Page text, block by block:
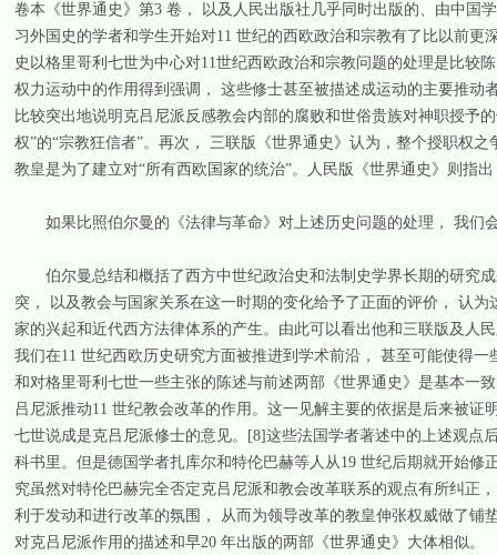
卷本《世界通史》第3 卷， 以及人民出版社几乎同时出版的、由中国
习外国史的学者和学生开始对11 世纪的西欧政治和宗教有了比以前
史以格里哥利七世为中心对11世纪西欧政治和宗教问题的处理是比较
权力运动中的作用得到强调， 这些修士甚至被描述成运动的主要推动
比较突出地说明克吕尼派反感教会内部的腐败和世俗贵族对神职授予
权”的“宗教狂信者”。再次， 三联版《世界通史》认为，整个授职权
教皇是为了建立对“所有西欧国家的统治”。人民版《世界通史》则指
如果比照伯尔曼的《法律与革命》对上述历史问题的处理， 我们
伯尔曼总结和概括了西方中世纪政治史和法制史学界长期的研究成
突， 以及教会与国家关系在这一时期的变化给予了正面的评价， 认
家的兴起和近代西方法律体系的产生。由此可以看出他和三联版及人
我们在11 世纪西欧历史研究方面被推进到学术前沿， 甚至可能使得
和对格里哥利七世一些主张的陈述与前述两部《世界通史》是基本一
吕尼派推动11 世纪教会改革的作用。这一见解主要的依据是后来被
七世说成是克吕尼派修士的意见。[8]这些法国学者著述中的上述观点
科书里。但是德国学者扎库尔和特伦巴赫等人从19 世纪后期就开始
究虽然对特伦巴赫完全否定克吕尼派和教会改革联系的观点有所纠正
利于发动和进行改革的氛围， 从而为领导改革的教皇伸张权威做了
对克吕尼派作用的描述和早20 年出版的两部《世界通史》大体相似。